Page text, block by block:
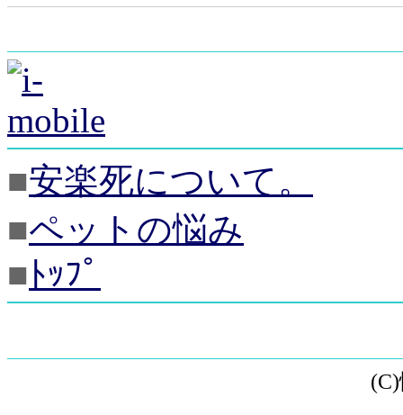
■安楽死について。
■ペットの悩み
■ ﾄｯﾌﾟ